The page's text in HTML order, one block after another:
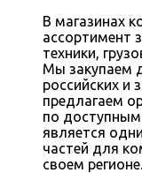
В магазинах
ассортимент
техники,
Мы закупаем
российских и
предлагаем
по
является
частей для
своем регионе.